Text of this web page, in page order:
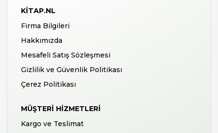
KITAP.NL
Firma Bilgileri
Hakkımızda
Mesafeli Satış Sözleşmesi
Gizlilik ve Güvenlik Politikası
Çerez Politikası
MÜŞTERI HIZMETLERI
Kargo ve Teslimat